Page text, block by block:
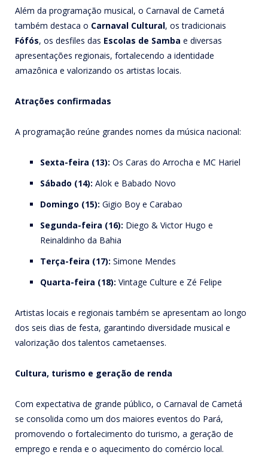
Além da programação musical, o Carnaval de Cametá
também destaca o Carnaval Cultural, os tradicionais
Fófós, os desfiles das Escolas de Samba e diversas
apresentações regionais, fortalecendo a identidade
amazônica e valorizando os artistas locais.
Atrações confirmadas
A programação reúne grandes nomes da música nacional:
Sexta-feira (13): Os Caras do Arrocha e MC Hariel
Sábado (14): Alok e Babado Novo
Domingo (15): Gigio Boy e Carabao
Segunda-feira (16): Diego & Victor Hugo e
Reinaldinho da Bahia
Terça-feira (17): Simone Mendes
Quarta-feira (18): Vintage Culture e Zé Felipe
Artistas locais e regionais também se apresentam ao longo
dos seis dias de festa, garantindo diversidade musical e
valorização dos talentos cametaenses.
Cultura, turismo e geração de renda
Com expectativa de grande público, o Carnaval de Cametá
se consolida como um dos maiores eventos do Pará,
promovendo o fortalecimento do turismo, a geração de
emprego e renda e o aquecimento do comércio local.